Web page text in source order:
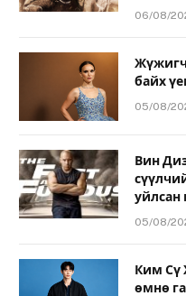
06/08/
байх
05/08/
Вин
уйлсан
05/08/
Ким Сү
өмнө